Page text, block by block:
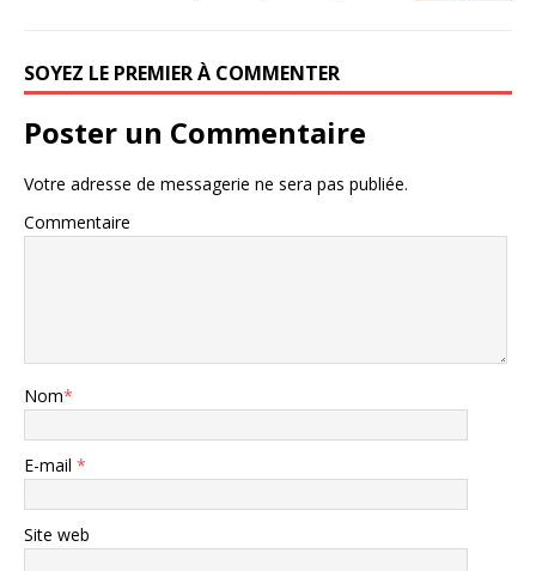
SOYEZ LE PREMIER À COMMENTER
Poster un Commentaire
Votre adresse de messagerie ne sera pas publiée.
Commentaire
Nom*
E-mail *
Site web